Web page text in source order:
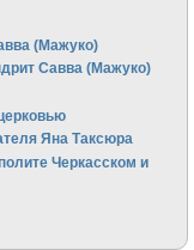
(Мажуко)
Савва (Мажуко)
Яна Таксюра
Черкасском и